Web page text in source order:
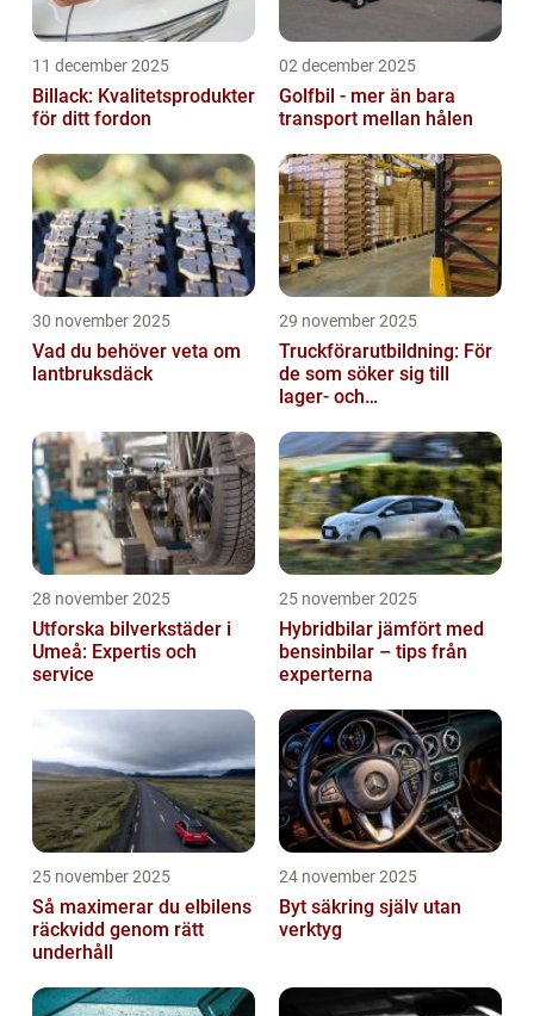
11 december 2025
Billack: Kvalitetsprodukter
för ditt fordon
02 december 2025
Golfbil - mer än bara
transport mellan hålen
30 november 2025
Vad du behöver veta om
lantbruksdäck
29 november 2025
Truckförarutbildning: För
de som söker sig till
lager- och
28 november 2025
Utforska bilverkstäder i
Umeå: Expertis och
service
25 november 2025
Hybridbilar jämfört med
bensinbilar – tips från
experterna
25 november 2025
Så maximerar du elbilens
räckvidd genom rätt
underhåll
24 november 2025
Byt säkring själv utan
verktyg